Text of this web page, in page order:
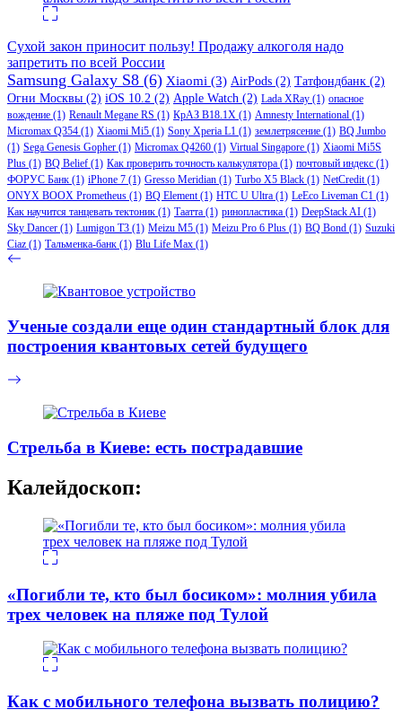
Сухой закон приносит пользу! Продажу алкоголя надо
запретить по всей России
Samsung Galaxy S8 (6) Xiaomi (3) AirPods (2) Татфондбанк (2)
Огни Москвы (2) iOS 10.2 (2) Apple Watch (2) Lada XRay (1) опасное
вождение (1) Renault Megane RS (1) КрАЗ В18.1Х (1) Amnesty International (1)
Micromax Q354 (1) Xiaomi Mi5 (1) Sony Xperia L1 (1) землетрясение (1) BQ Jumbo
(1) Sega Genesis Gopher (1) Micromax Q4260 (1) Virtual Singapore (1) Xiaomi Mi5S
Plus (1) BQ Belief (1) Как проверить точность калькулятора (1) почтовый индекс (1)
ФОРУС Банк (1) iPhone 7 (1) Gresso Meridian (1) Turbo X5 Black (1) NetCredit(1)
ONYX BOOX Prometheus (1) BQ Element(1) HTC U Ultra (1) LeEco Liveman C1 (1)
Как научится танцевать тектоник (1) Таатта (1) ринопластика (1) DeepStack AI (1)
Sky Dancer (1) Lumigon T3 (1) Meizu M5 (1) Meizu Pro 6 Plus (1) BQ Bond (1) Suzuki
Ciaz (1) Тальменка-банк (1) Blu Life Max (1)
Ученые создали еще один стандартный блок для
построения квантовых сетей будущего
Стрельба в Киеве: есть пострадавшие
Калейдоскоп:
«Погибли те, кто был босиком»: молния убила
трех человек на пляже под Тулой
Как с мобильного телефона вызвать полицию?